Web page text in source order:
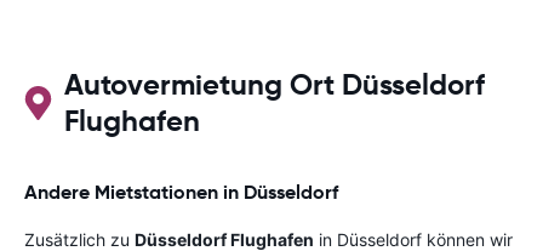
Autovermietung Ort Düsseldorf
Flughafen
Andere Mietstationen in Düsseldorf
Zusätzlich zu Düsseldorf Flughafen in Düsseldorf können wir